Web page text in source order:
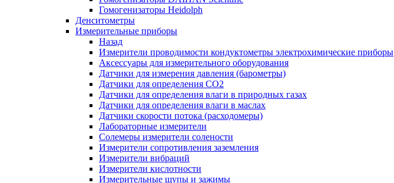
Гомогенизаторы Heidolph
Денситометры
Измерительные приборы
Назад
Измерители проводимости кондуктометры электрохимические приборы
Аксессуары для измерительного оборудования
Датчики для измерения давления (барометры)
Датчики для определения CO2
Датчики для определения влаги в природных газах
Датчики для определения влаги в маслах
Датчики скорости потока (расходомеры)
Лабораторные измерители
Солемеры измерители солености
Измерители сопротивления заземления
Измерители вибраций
Измерители кислотности
Измерительные щупы и зажимы